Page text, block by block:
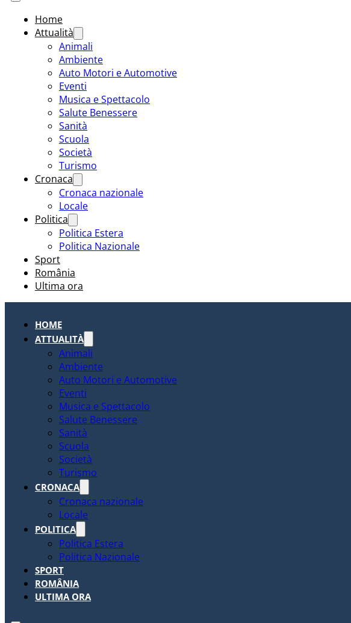
Home
Attualità
Animali
Ambiente
Auto Motori e Automotive
Eventi
Musica e Spettacolo
Salute Benessere
Sanità
Scuola
Società
Turismo
Cronaca
Cronaca nazionale
Locale
Politica
Politica Estera
Politica Nazionale
Sport
România
Ultima ora
HOME
ATTUALITÀ
Animali
Ambiente
Auto Motori e Automotive
Eventi
Musica e Spettacolo
Salute Benessere
Sanità
Scuola
Società
Turismo
CRONACA
Cronaca nazionale
Locale
POLITICA
Politica Estera
Politica Nazionale
SPORT
ROMÂNIA
ULTIMA ORA